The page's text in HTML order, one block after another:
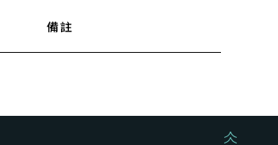
中部 | 北陸・新潟・長野
街漫旅．古都鎌倉江之浦5日
揚駿河灣．靜岡溫泉雅宿6日
備註